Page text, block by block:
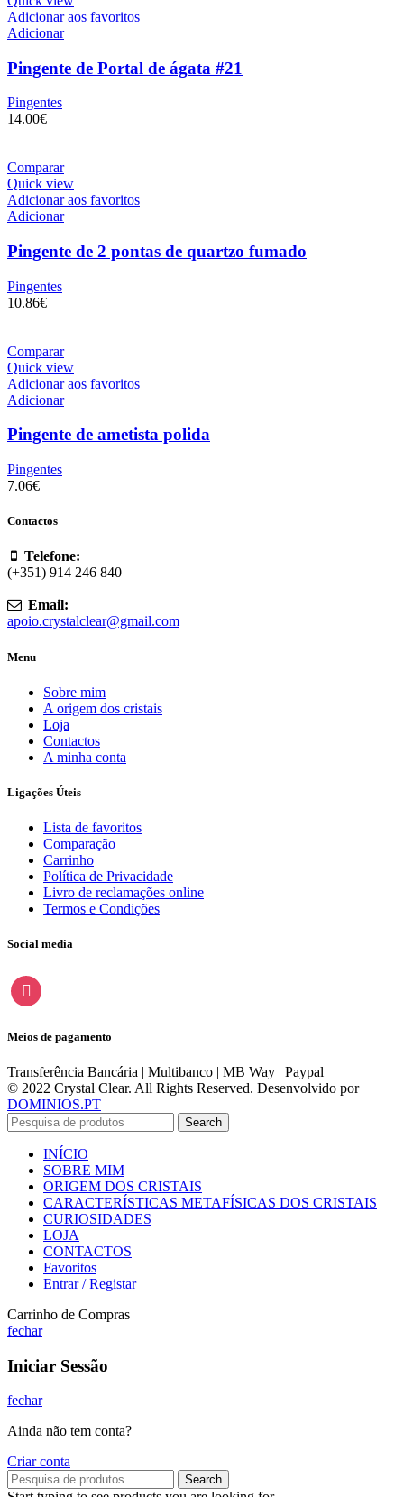
Adicionar aos favoritos
Adicionar
Pingente de Portal de ágata #21
Pingentes
14.00€
Comparar
Quick view
Adicionar aos favoritos
Adicionar
Pingente de 2 pontas de quartzo fumado
Pingentes
10.86€
Comparar
Quick view
Adicionar aos favoritos
Adicionar
Pingente de ametista polida
Pingentes
7.06€
Contactos
Telefone:
(+351) 914 246 840
Email:
apoio.crystalclear@gmail.com
Menu
Sobre mim
A origem dos cristais
Loja
Contactos
A minha conta
Ligações Úteis
Lista de favoritos
Comparação
Carrinho
Política de Privacidade
Livro de reclamações online
Termos e Condições
Social media
instagram
Meios de pagamento
Transferência Bancária | Multibanco | MB Way | Paypal
© 2022 Crystal Clear. All Rights Reserved. Desenvolvido por
DOMINIOS.PT
Search
INÍCIO
SOBRE MIM
ORIGEM DOS CRISTAIS
CARACTERÍSTICAS METAFÍSICAS DOS CRISTAIS
CURIOSIDADES
LOJA
CONTACTOS
Favoritos
Entrar / Registar
Carrinho de Compras
fechar
Iniciar Sessão
fechar
Ainda não tem conta?
Criar conta
Search